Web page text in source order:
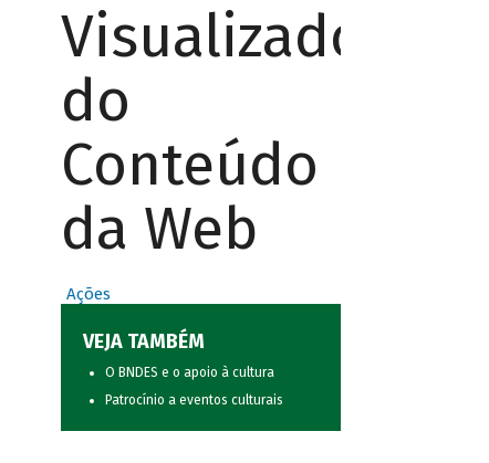
Visualizador
do
Conteúdo
da Web
Ações
VEJA TAMBÉM
O BNDES e o apoio à cultura
Patrocínio a eventos culturais